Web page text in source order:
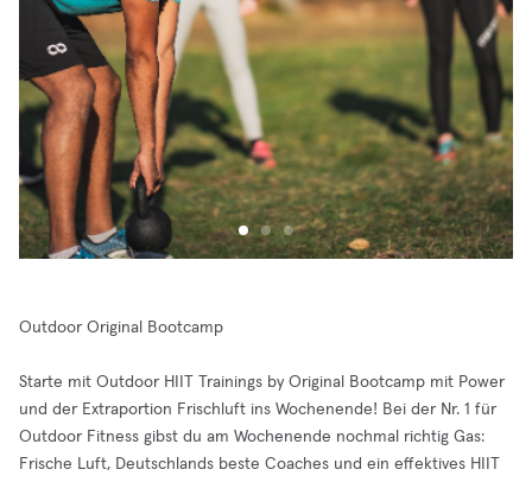
Outdoor Original Bootcamp
Starte mit Outdoor HIIT Trainings by Original Bootcamp mit Power
und der Extraportion Frischluft ins Wochenende! Bei der Nr. 1 für
Outdoor Fitness gibst du am Wochenende nochmal richtig Gas:
Frische Luft, Deutschlands beste Coaches und ein effektives HIIT